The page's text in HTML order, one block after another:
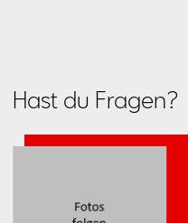
Hast du Fragen?